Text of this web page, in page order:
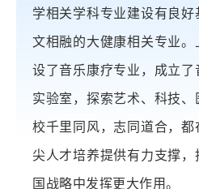
学相关学科专业建设有良
文相融的大健康相关专业
设了音乐康疗专业，成立
实验室，探索艺术、科技
校千里同风，志同道合，
尖人才培养提供有力支撑
国战略中发挥更大作用。